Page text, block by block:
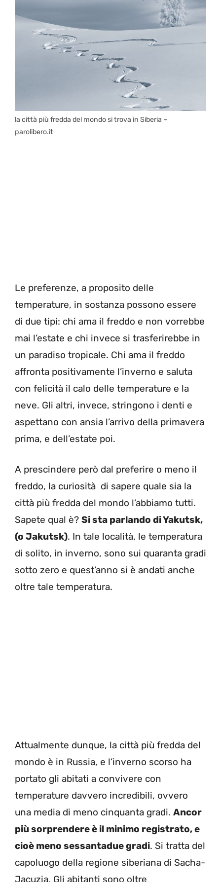
la città più fredda del mondo si trova in Siberia –
parolibero.it
Le preferenze, a proposito delle
temperature, in sostanza possono essere
di due tipi: chi ama il freddo e non vorrebbe
mai l’estate e chi invece si trasferirebbe in
un paradiso tropicale. Chi ama il freddo
affronta positivamente l’inverno e saluta
con felicità il calo delle temperature e la
neve. Gli altri, invece, stringono i denti e
aspettano con ansia l’arrivo della primavera
prima, e dell’estate poi.
A prescindere però dal preferire o meno il
freddo, la curiosità di sapere quale sia la
città più fredda del mondo l’abbiamo tutti.
Sapete qual è? Si sta parlando di Yakutsk,
(o Jakutsk). In tale località, le temperatura
di solito, in inverno, sono sui quaranta gradi
sotto zero e quest’anno si è andati anche
oltre tale temperatura.
Attualmente dunque, la città più fredda del
mondo è in Russia, e l’inverno scorso ha
portato gli abitati a convivere con
temperature davvero incredibili, ovvero
una media di meno cinquanta gradi. Ancor
più sorprendere è il minimo registrato, e
cioè meno sessantadue gradi. Si tratta del
capoluogo della regione siberiana di Sacha-
Jacuzia. Gli abitanti sono oltre